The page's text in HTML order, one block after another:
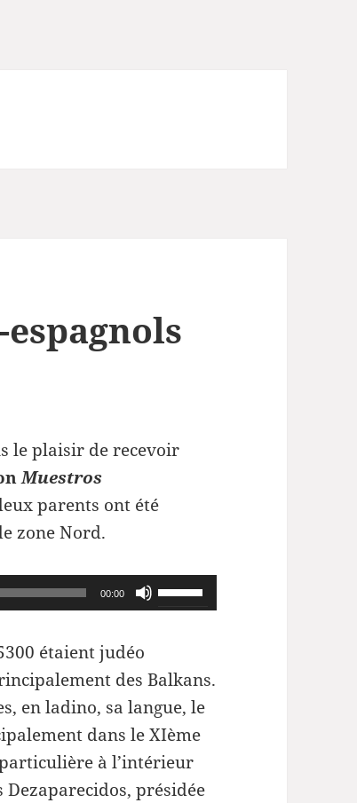
le plaisir de recevoir
Muestros
parents ont été
zone Nord.
00:00
Utilisez
les
haut/bas
pour
augmenter
ou
diminuer
étaient judéo
des Balkans.
en ladino, sa langue, le
dans le XIème
à l’intérieur
Dezaparecidos, présidée